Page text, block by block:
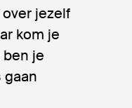
jezelf
kom je
je